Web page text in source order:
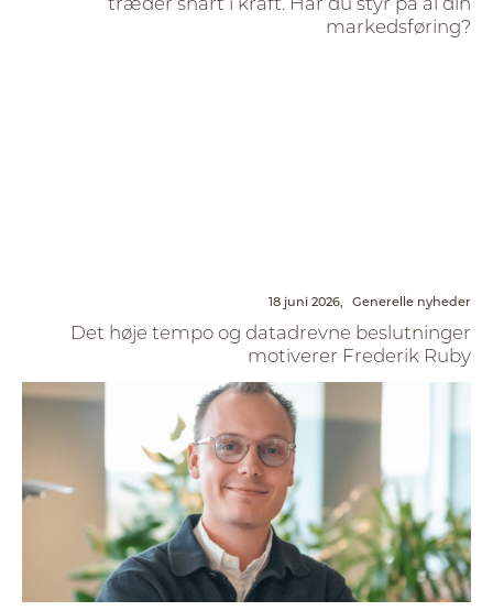
markedsføring?
18 juni 2026, Generelle nyheder
Det høje tempo og datadrevne beslutninger
motiverer Frederik Ruby